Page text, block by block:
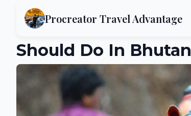
Procreator Travel Advantage
Should Do In Bhutan